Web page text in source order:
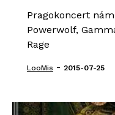
Pragokoncert
Powerwolf,
Rage
LooMis - 2015-07-25